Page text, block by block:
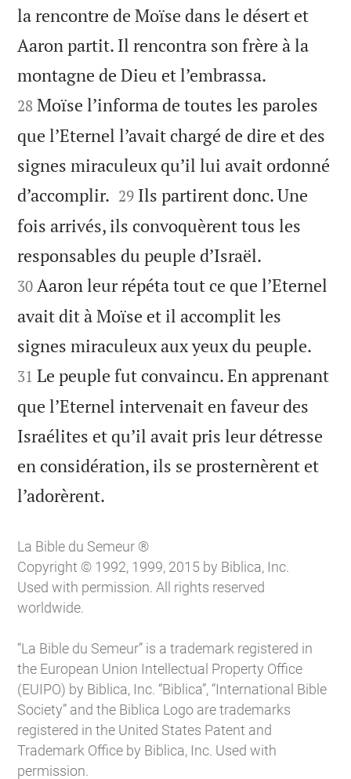
la rencontre de Moïse dans le désert et
Aaron partit. Il rencontra son frère à la
montagne de Dieu et l’embrassa.
28 Moïse l’informa de toutes les paroles
que l’Eternel l’avait chargé de dire et des
signes miraculeux qu’il lui avait ordonné
d’accomplir. 

29 Ils partirent donc. Une
fois arrivés, ils convoquèrent tous les
responsables du peuple d’Israël.
30 Aaron leur répéta tout ce que l’Eternel
avait dit à Moïse et il accomplit les
signes miraculeux aux yeux du peuple.
31 Le peuple fut convaincu. En apprenant
que l’Eternel intervenait en faveur des
Israélites et qu’il avait pris leur détresse
en considération, ils se prosternèrent et
l’adorèrent.
La Bible du Semeur ®
Copyright © 1992, 1999, 2015 by Biblica, Inc.
Used with permission. All rights reserved
worldwide.
“La Bible du Semeur” is a trademark registered in
the European Union Intellectual Property Office
(EUIPO) by Biblica, Inc. “Biblica”, “International Bible
Society” and the Biblica Logo are trademarks
registered in the United States Patent and
Trademark Office by Biblica, Inc. Used with
permission.